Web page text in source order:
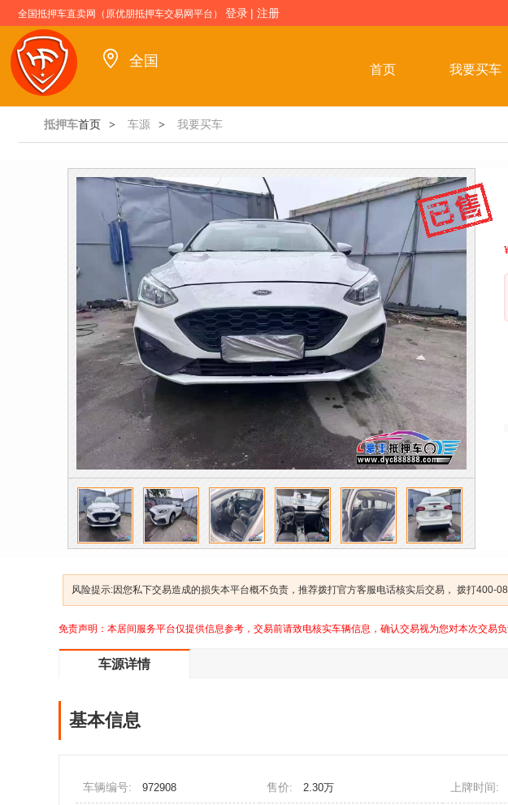
全国抵押车直卖网（原优朋抵押车交易网平台） 登录 | 注册
全国
首页 我要买车
抵押车首页 > 车源 > 我要买车
风险提示:因您私下交易造成的损失本平台概不负责，推荐拨打官方客服电话核实后交易， 拨打400-
免责声明：本居间服务平台仅提供信息参考，交易前请致电核实车辆信息，确认交易视为您对本次交易
车源详情
基本信息
车辆编号: 972908 售价: 2.30万 上牌时间: